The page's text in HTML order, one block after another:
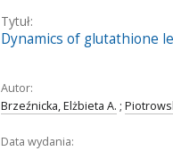
Tytuł:
Dynamics of glutathione
Autor:
Brzeźnicka, Elżbieta A. ;
Data wydania: